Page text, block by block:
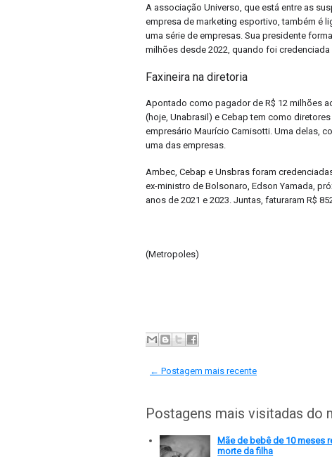
A associação Universo, que está entre as
empresa de marketing esportivo, também é
uma série de empresas. Sua presidente
milhões desde 2022, quando foi credenciada
Faxineira na diretoria
Apontado como pagador de R$ 12 milhões
(hoje, Unabrasil) e Cebap tem como
empresário Maurício Camisotti. Uma delas,
uma das empresas.
Ambec, Cebap e Unsbras foram
ex-ministro de Bolsonaro, Edson Yamada,
anos de 2021 e 2023. Juntas, faturaram R$
(Metropoles)
← Postagem mais recente
Postagens mais visitadas do
Mãe de bebê de 10 meses
morte da filha